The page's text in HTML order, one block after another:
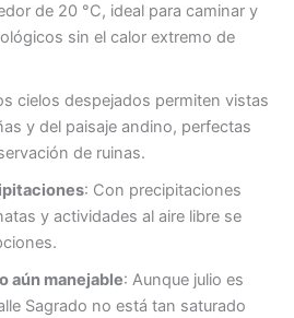
de 20 °C, ideal para caminar y
sin el calor extremo de
cielos despejados permiten vistas
y del paisaje andino, perfectas
de ruinas.
: Con precipitaciones
y actividades al aire libre se
aún manejable: Aunque julio es
Sagrado no está tan saturado